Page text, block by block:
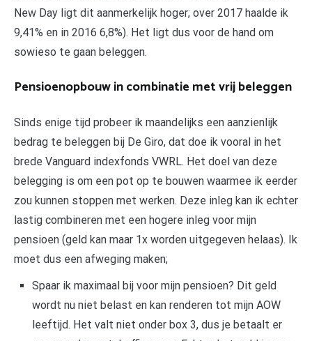
New Day ligt dit aanmerkelijk hoger; over 2017 haalde ik
9,41% en in 2016 6,8%). Het ligt dus voor de hand om
sowieso te gaan beleggen.
Pensioenopbouw in combinatie met vrij beleggen
Sinds enige tijd probeer ik maandelijks een aanzienlijk
bedrag te beleggen bij De Giro, dat doe ik vooral in het
brede Vanguard indexfonds VWRL. Het doel van deze
belegging is om een pot op te bouwen waarmee ik eerder
zou kunnen stoppen met werken. Deze inleg kan ik echter
lastig combineren met een hogere inleg voor mijn
pensioen (geld kan maar 1x worden uitgegeven helaas). Ik
moet dus een afweging maken;
Spaar ik maximaal bij voor mijn pensioen? Dit geld
wordt nu niet belast en kan renderen tot mijn AOW
leeftijd. Het valt niet onder box 3, dus je betaalt er